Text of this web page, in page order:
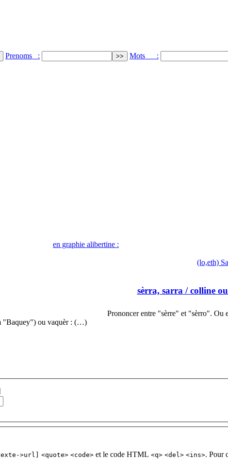
Prenoms : Mots :
en graphie alibertine :
"Baquey") ou vaquèr : (…)
(lo,eth)
sèrra, sarra / colline
Prononcer entre "sèrre" et "sèrro".
>url] <quote> <code> et le code HTML <q> <del> <ins>. Pour